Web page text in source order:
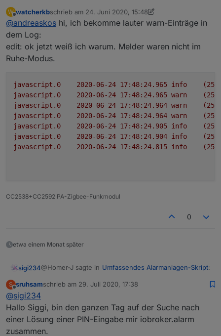
auszuschalten:
alarmanlage_aussenhaut
alarmanlage_innenraum
LG Andreas
W
Offline
watcherkbschrieb am 24. Juni 2020, 15:48
zuletzt editiert von watcherkb
@andreaskos hi, ich bekomme lauter warn-Einträge in
dem Log:
edit: ok jetzt weiß ich warum. Melder waren nicht im
Ruhe-Modus.
javascript.0 info
javascript.0
warn
javascript.0
warn
javascript.0
warn
javascript.0
info
javascript.0
info
javascript.0
info
CC2538+CC2592 PA-Zigbee-Funkmodul
0
etwa einem Monat später
sigi234@Homer-J sagte in Umfassendes Alarmanlagen-Skript:
Jupp läuft
S
Offline
sruhsamschrieb am 29. Juli 2020, 17:38
zuletzt editiert von
@sigi234
Hallo Siggi, bin den ganzen Tag auf der Suche nach
einer Lösung einer PIN-Eingabe mir iobroker.alarm
zusammen.